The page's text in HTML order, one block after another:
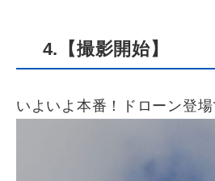
4.【撮影開始】
いよいよ本番！ドローン登場